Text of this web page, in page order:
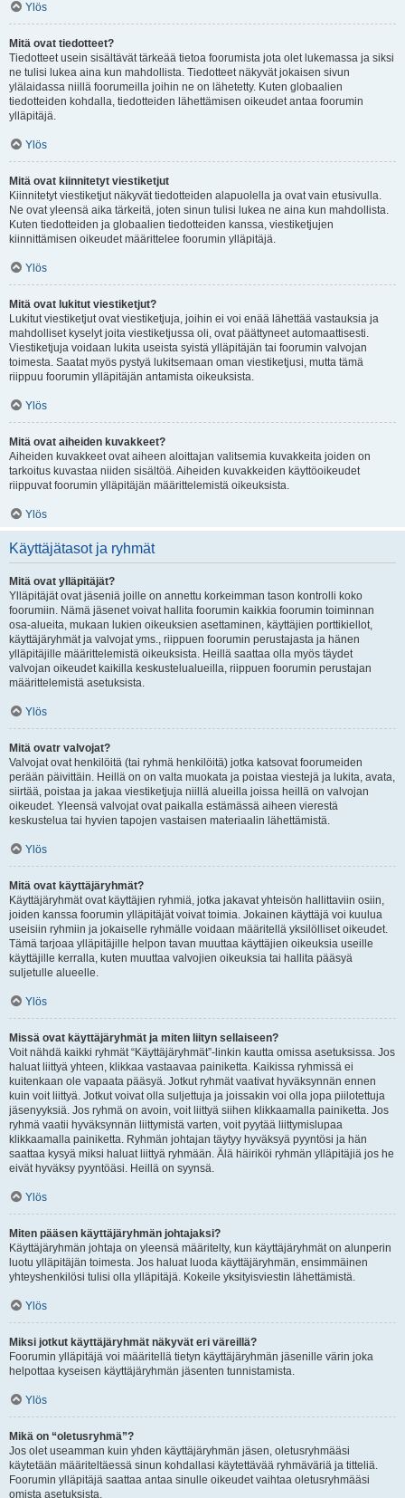
Ylös
Mitä ovat tiedotteet?
Tiedotteet usein sisältävät tärkeää tietoa foorumista jota olet lukemassa ja siksi
ne tulisi lukea aina kun mahdollista. Tiedotteet näkyvät jokaisen sivun
ylälaidassa niillä foorumeilla joihin ne on lähetetty. Kuten globaalien
tiedotteiden kohdalla, tiedotteiden lähettämisen oikeudet antaa foorumin
ylläpitäjä.
Ylös
Mitä ovat kiinnitetyt viestiketjut
Kiinnitetyt viestiketjut näkyvät tiedotteiden alapuolella ja ovat vain etusivulla.
Ne ovat yleensä aika tärkeitä, joten sinun tulisi lukea ne aina kun mahdollista.
Kuten tiedotteiden ja globaalien tiedotteiden kanssa, viestiketjujen
kiinnittämisen oikeudet määrittelee foorumin ylläpitäjä.
Ylös
Mitä ovat lukitut viestiketjut?
Lukitut viestiketjut ovat viestiketjuja, joihin ei voi enää lähettää vastauksia ja
mahdolliset kyselyt joita viestiketjussa oli, ovat päättyneet automaattisesti.
Viestiketjuja voidaan lukita useista syistä ylläpitäjän tai foorumin valvojan
toimesta. Saatat myös pystyä lukitsemaan oman viestiketjusi, mutta tämä
riippuu foorumin ylläpitäjän antamista oikeuksista.
Ylös
Mitä ovat aiheiden kuvakkeet?
Aiheiden kuvakkeet ovat aiheen aloittajan valitsemia kuvakkeita joiden on
tarkoitus kuvastaa niiden sisältöä. Aiheiden kuvakkeiden käyttöoikeudet
riippuvat foorumin ylläpitäjän määrittelemistä oikeuksista.
Ylös
Käyttäjätasot ja ryhmät
Mitä ovat ylläpitäjät?
Ylläpitäjät ovat jäseniä joille on annettu korkeimman tason kontrolli koko
foorumiin. Nämä jäsenet voivat hallita foorumin kaikkia foorumin toiminnan
osa-alueita, mukaan lukien oikeuksien asettaminen, käyttäjien porttikiellot,
käyttäjäryhmät ja valvojat yms., riippuen foorumin perustajasta ja hänen
ylläpitäjille määrittelemistä oikeuksista. Heillä saattaa olla myös täydet
valvojan oikeudet kaikilla keskustelualueilla, riippuen foorumin perustajan
määrittelemistä asetuksista.
Ylös
Mitä ovatr valvojat?
Valvojat ovat henkilöitä (tai ryhmä henkilöitä) jotka katsovat foorumeiden
perään päivittäin. Heillä on on valta muokata ja poistaa viestejä ja lukita, avata,
siirtää, poistaa ja jakaa viestiketjuja niillä alueilla joissa heillä on valvojan
oikeudet. Yleensä valvojat ovat paikalla estämässä aiheen vierestä
keskustelua tai hyvien tapojen vastaisen materiaalin lähettämistä.
Ylös
Mitä ovat käyttäjäryhmät?
Käyttäjäryhmät ovat käyttäjien ryhmiä, jotka jakavat yhteisön hallittaviin osiin,
joiden kanssa foorumin ylläpitäjät voivat toimia. Jokainen käyttäjä voi kuulua
useisiin ryhmiin ja jokaiselle ryhmälle voidaan määritellä yksilölliset oikeudet.
Tämä tarjoaa ylläpitäjille helpon tavan muuttaa käyttäjien oikeuksia useille
käyttäjille kerralla, kuten muuttaa valvojien oikeuksia tai hallita pääsyä
suljetulle alueelle.
Ylös
Missä ovat käyttäjäryhmät ja miten liityn sellaiseen?
Voit nähdä kaikki ryhmät “Käyttäjäryhmät”-linkin kautta omissa asetuksissa. Jos
haluat liittyä yhteen, klikkaa vastaavaa painiketta. Kaikissa ryhmissä ei
kuitenkaan ole vapaata pääsyä. Jotkut ryhmät vaativat hyväksynnän ennen
kuin voit liittyä. Jotkut voivat olla suljettuja ja joissakin voi olla jopa piilotettuja
jäsenyyksiä. Jos ryhmä on avoin, voit liittyä siihen klikkaamalla painiketta. Jos
ryhmä vaatii hyväksynnän liittymistä varten, voit pyytää liittymislupaa
klikkaamalla painiketta. Ryhmän johtajan täytyy hyväksyä pyyntösi ja hän
saattaa kysyä miksi haluat liittyä ryhmään. Älä häiriköi ryhmän ylläpitäjiä jos he
eivät hyväksy pyyntöäsi. Heillä on syynsä.
Ylös
Miten pääsen käyttäjäryhmän johtajaksi?
Käyttäjäryhmän johtaja on yleensä määritelty, kun käyttäjäryhmät on alunperin
luotu ylläpitäjän toimesta. Jos haluat luoda käyttäjäryhmän, ensimmäinen
yhteyshenkilösi tulisi olla ylläpitäjä. Kokeile yksityisviestin lähettämistä.
Ylös
Miksi jotkut käyttäjäryhmät näkyvät eri väreillä?
Foorumin ylläpitäjä voi määritellä tietyn käyttäjäryhmän jäsenille värin joka
helpottaa kyseisen käyttäjäryhmän jäsenten tunnistamista.
Ylös
Mikä on “oletusryhmä”?
Jos olet useamman kuin yhden käyttäjäryhmän jäsen, oletusryhmääsi
käytetään määriteltäessä sinun kohdallasi käytettävää ryhmäväriä ja titteliä.
Foorumin ylläpitäjä saattaa antaa sinulle oikeudet vaihtaa oletusryhmääsi
omista asetuksista.